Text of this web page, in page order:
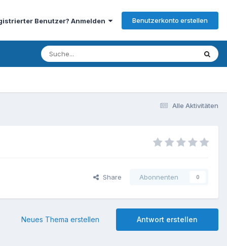
Benutzer? Anmelden Benutzerkonto erstellen
Alle Aktivitäten
Share Abonnenten 0
Antwort erstellen
Neues Thema erstellen